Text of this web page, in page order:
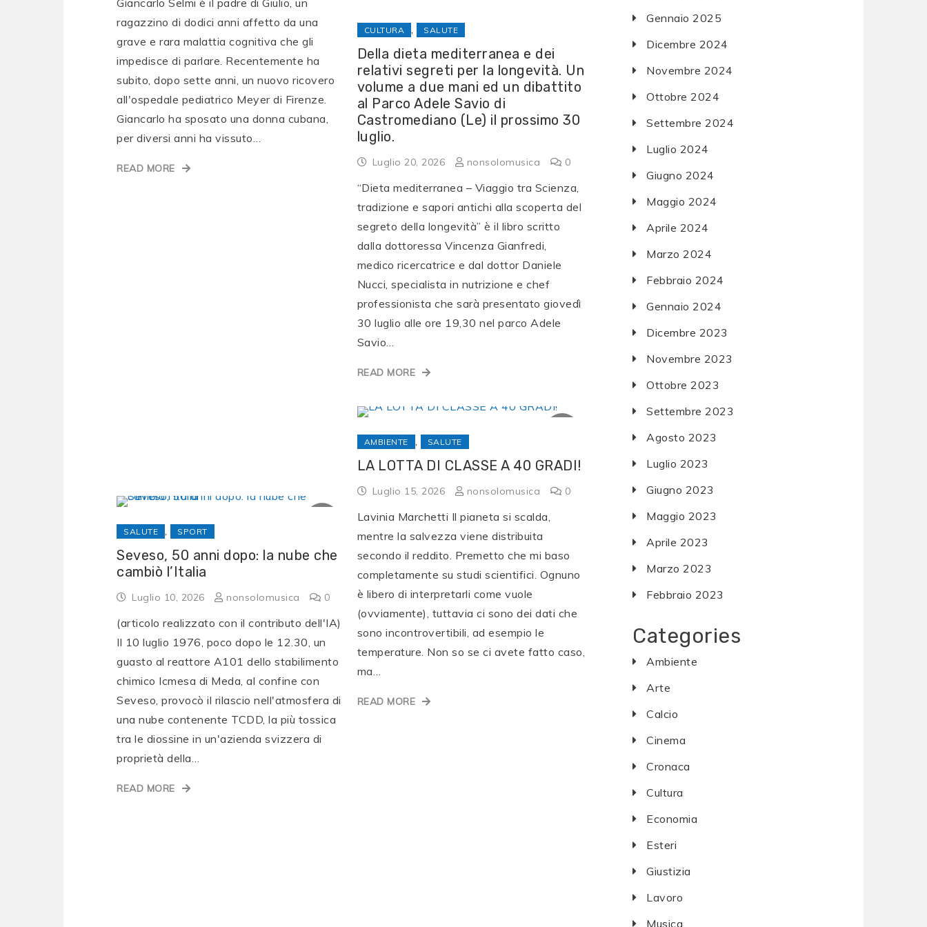
Giancarlo Selmi è il padre di Giulio, un
ragazzino di dodici anni affetto da una
grave e rara malattia cognitiva che gli
impedisce di parlare. Recentemente ha
subito, dopo sette anni, un nuovo ricovero
all'ospedale pediatrico Meyer di Firenze.
Giancarlo ha sposato una donna cubana,
per diversi anni ha vissuto…
READ MORE
CULTURA , SALUTE
Della dieta mediterranea e dei
relativi segreti per la longevità. Un
volume a due mani ed un dibattito
al Parco Adele Savio di
Castromediano (Le) il prossimo 30
luglio.
Luglio 20, 2026 nonsolomusica 0
“Dieta mediterranea – Viaggio tra Scienza,
tradizione e sapori antichi alla scoperta del
segreto della longevità” è il libro scritto
dalla dottoressa Vincenza Gianfredi,
medico ricercatrice e dal dottor Daniele
Nucci, specialista in nutrizione e chef
professionista che sarà presentato giovedì
30 luglio alle ore 19,30 nel parco Adele
Savio…
READ MORE
AMBIENTE , SALUTE
LA LOTTA DI CLASSE A 40 GRADI!
Luglio 15, 2026 nonsolomusica 0
Lavinia Marchetti Il pianeta si scalda,
mentre la salvezza viene distribuita
secondo il reddito. Premetto che mi baso
completamente su studi scientifici. Ognuno
è libero di interpretarli come vuole
(ovviamente), tuttavia ci sono dei dati che
sono incontrovertibili, ad esempio le
temperature. Non so se ci avete fatto caso,
ma…
READ MORE
SALUTE , SPORT
Seveso, 50 anni dopo: la nube che
cambiò l’Italia
Luglio 10, 2026 nonsolomusica 0
(articolo realizzato con il contributo dell'IA)
Il 10 luglio 1976, poco dopo le 12.30, un
guasto al reattore A101 dello stabilimento
chimico Icmesa di Meda, al confine con
Seveso, provocò il rilascio nell'atmosfera di
una nube contenente TCDD, la più tossica
tra le diossine in un'azienda svizzera di
proprietà della…
READ MORE
Gennaio 2025
Dicembre 2024
Novembre 2024
Ottobre 2024
Settembre 2024
Luglio 2024
Giugno 2024
Maggio 2024
Aprile 2024
Marzo 2024
Febbraio 2024
Gennaio 2024
Dicembre 2023
Novembre 2023
Ottobre 2023
Settembre 2023
Agosto 2023
Luglio 2023
Giugno 2023
Maggio 2023
Aprile 2023
Marzo 2023
Febbraio 2023
Categories
Ambiente
Arte
Calcio
Cinema
Cronaca
Cultura
Economia
Esteri
Giustizia
Lavoro
Musica